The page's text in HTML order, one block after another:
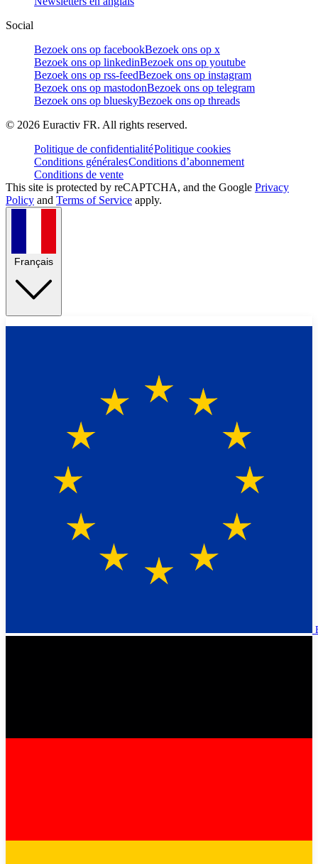
Social
Bezoek ons op facebookBezoek ons op x
Bezoek ons op linkedinBezoek ons op youtube
Bezoek ons op rss-feedBezoek ons op instagram
Bezoek ons op mastodonBezoek ons op telegram
Bezoek ons op blueskyBezoek ons op threads
© 2026 Euractiv FR. All rights reserved.
Politique de confidentialitéPolitique cookies
Conditions généralesConditions d’abonnement
Conditions de vente
This site is protected by reCAPTCHA, and the Google Privacy
Policy and Terms of Service apply.
Français